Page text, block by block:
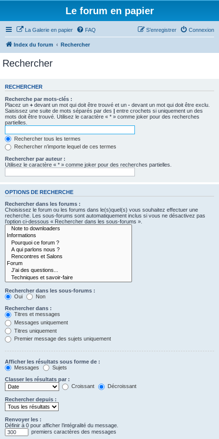
Le forum en papier
La Galerie en papier FAQ Connexion
S’enregistrer
Index du forum Rechercher
Rechercher
RECHERCHER
Recherche par mots-clés :
Placez un + devant un mot qui doit être trouvé et un - devant un mot qui doit être exclu.
Saisissez une suite de mots séparés par des | entre crochets si uniquement un des
mots doit être trouvé. Utilisez le caractère « * » comme joker pour des recherches
partielles.
Rechercher tous les termes
Rechercher n’importe lequel de ces termes
Rechercher par auteur :
Utilisez le caractère « * » comme joker pour des recherches partielles.
OPTIONS DE RECHERCHE
Rechercher dans les forums :
Choisissez le forum ou les forums dans le(s)quel(s) vous souhaitez effectuer une
recherche. Les sous-forums sont automatiquement inclus si vous ne désactivez pas
l’option ci-dessous « Rechercher dans les sous-forums ».
Rechercher dans les sous-forums :
Oui
Non
Rechercher dans :
Titres et messages
Messages uniquement
Titres uniquement
Premier message des sujets uniquement
Afficher les résultats sous forme de :
Messages
Sujets
Classer les résultats par :
Croissant
Décroissant
Rechercher depuis :
Renvoyer les :
Définir à 0 pour afficher l’intégralité du message.
premiers caractères des messages